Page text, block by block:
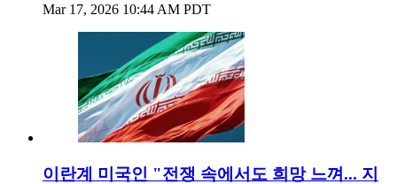
Mar 17, 2026 10:44 AM PDT
이란계 미국인 "전쟁 속에서도 희망 느껴... 지